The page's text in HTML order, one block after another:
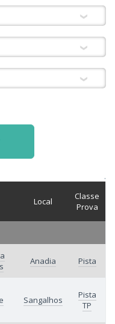
.
Local
Classe
Prova
Anadia Pista
Sangalhos
Pista
TP